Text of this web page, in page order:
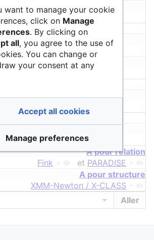
+
2025
etAIM +
A pour relation
Fink
et PARADISE
A pour structure
XMM-Newton / X-CLASS
want to manage your cookie
click on Manage
. By clicking on
all, you agree to the use of
You can change or
your consent at any
Accept all cookies
Manage preferences